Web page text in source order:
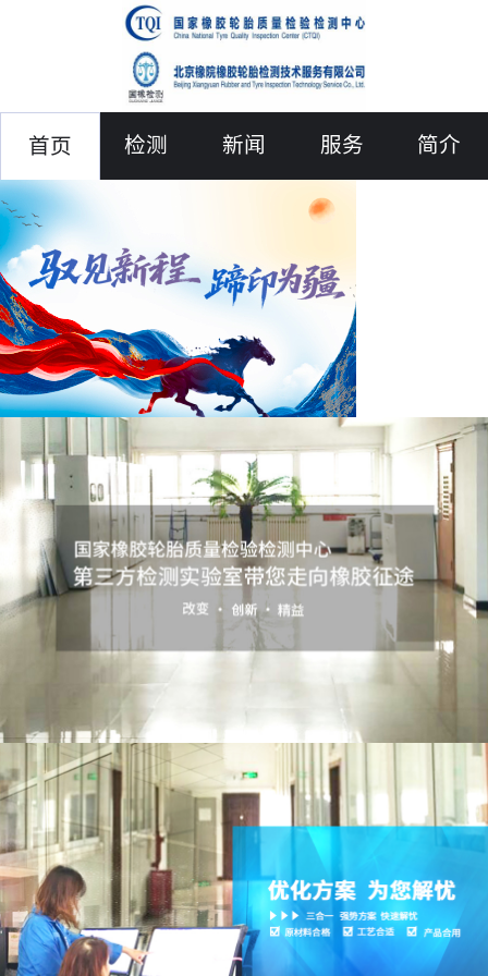
首页 检测 新闻 服务 简介
联络